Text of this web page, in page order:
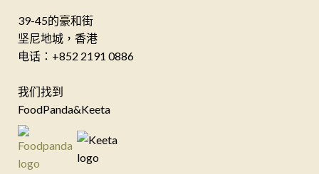
39-45的豪和街
坚尼地城，香港
电话：+852 2191 0886
我们找到
FoodPanda&Keeta